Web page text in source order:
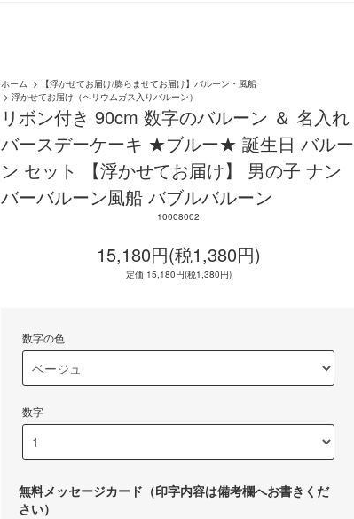
ホーム >
【浮かせてお届け/膨らませてお届け】バルーン・風船
> 浮かせてお届け（ヘリウムガス入りバルーン）
リボン付き 90cm 数字のバルーン ＆ 名入れ
バースデーケーキ ★ブルー★ 誕生日 バルー
ン セット 【浮かせてお届け】 男の子 ナン
バーバルーン風船 バブルバルーン
10008002
15,180円(税1,380円)
定価 15,180円(税1,380円)
数字の色
数字
無料メッセージカード（印字内容は備考欄へお書きくだ
さい）